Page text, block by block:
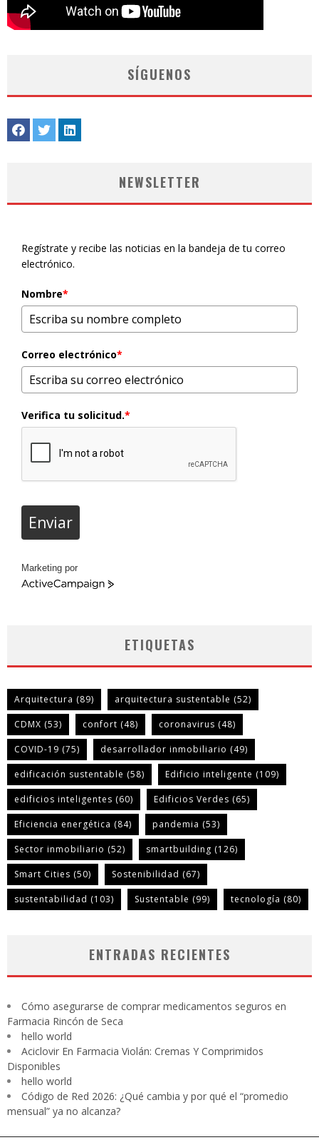
SÍGUENOS
NEWSLETTER
Regístrate y recibe las noticias en la bandeja de tu correo
electrónico.
Nombre*
Correo electrónico*
Verifica tu solicitud.*
Enviar
Marketing por
ActiveCampaign
ETIQUETAS
Arquitectura (89) arquitectura sustentable (52)
CDMX (53) confort (48) coronavirus (48)
COVID-19 (75) desarrollador inmobiliario (49)
edificación sustentable (58) Edificio inteligente (109)
edificios inteligentes (60) Edificios Verdes (65)
Eficiencia energética (84) pandemia (53)
Sector inmobiliario (52) smartbuilding (126)
Smart Cities (50) Sostenibilidad (67)
sustentabilidad (103) Sustentable (99) tecnología (80)
ENTRADAS RECIENTES
Cómo asegurarse de comprar medicamentos seguros en
Farmacia Rincón de Seca
hello world
Aciclovir En Farmacia Violán: Cremas Y Comprimidos
Disponibles
hello world
Código de Red 2026: ¿Qué cambia y por qué el “promedio
mensual” ya no alcanza?